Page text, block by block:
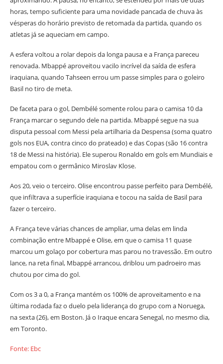
horas, tempo suficiente para uma novidade pancada de chuva às
vésperas do horário previsto de retomada da partida, quando os
atletas já se aqueciam em campo.
A esfera voltou a rolar depois da longa pausa e a França pareceu
renovada. Mbappé aproveitou vacilo incrível da saída de esfera
iraquiana, quando Tahseen errou um passe simples para o goleiro
Basil no tiro de meta.
De faceta para o gol, Dembélé somente rolou para o camisa 10 da
França marcar o segundo dele na partida. Mbappé segue na sua
disputa pessoal com Messi pela artilharia da Despensa (soma quatro
gols nos EUA, contra cinco do prateado) e das Copas (são 16 contra
18 de Messi na história). Ele superou Ronaldo em gols em Mundiais e
empatou com o germânico Miroslav Klose.
Aos 20, veio o terceiro. Olise encontrou passe perfeito para Dembélé,
que infiltrava a superfície iraquiana e tocou na saída de Basil para
fazer o terceiro.
A França teve várias chances de ampliar, uma delas em linda
combinação entre Mbappé e Olise, em que o camisa 11 quase
marcou um golaço por cobertura mas parou no travessão. Em outro
lance, na reta final, Mbappé arrancou, driblou um padroeiro mas
chutou por cima do gol.
Com os 3 a 0, a França mantém os 100% de aproveitamento e na
última rodada faz o duelo pela liderança do grupo com a Noruega,
na sexta (26), em Boston. Já o Iraque encara Senegal, no mesmo dia,
em Toronto.
Fonte: Ebc